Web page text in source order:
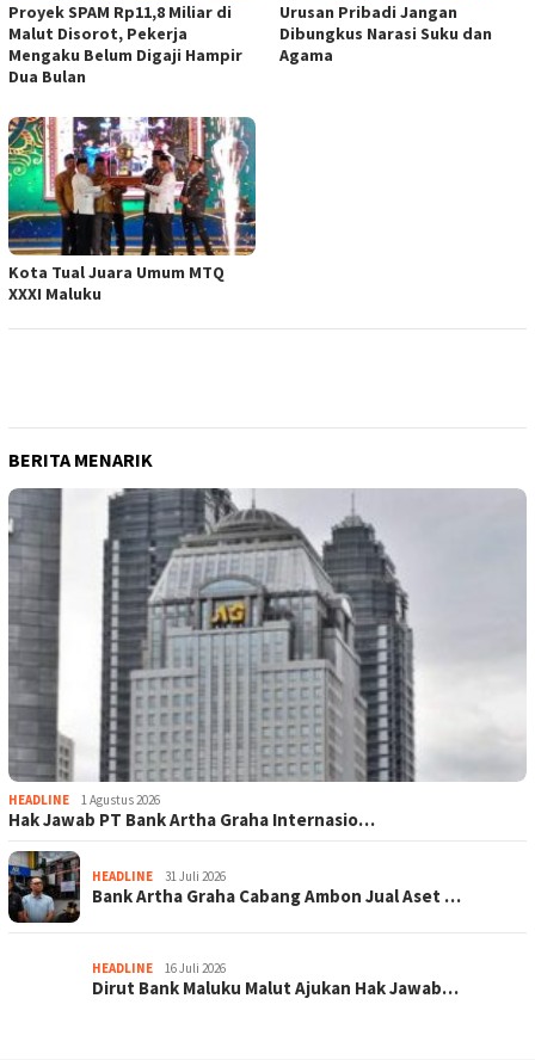
Proyek SPAM Rp11,8 Miliar di
Malut Disorot, Pekerja
Mengaku Belum Digaji Hampir
Dua Bulan
Urusan Pribadi Jangan
Dibungkus Narasi Suku dan
Agama
Kota Tual Juara Umum MTQ
XXXI Maluku
BERITA MENARIK
HEADLINE 1 Agustus 2026
Hak Jawab PT Bank Artha Graha Internasio…
HEADLINE 31 Juli 2026
Bank Artha Graha Cabang Ambon Jual Aset …
HEADLINE 16 Juli 2026
Dirut Bank Maluku Malut Ajukan Hak Jawab…